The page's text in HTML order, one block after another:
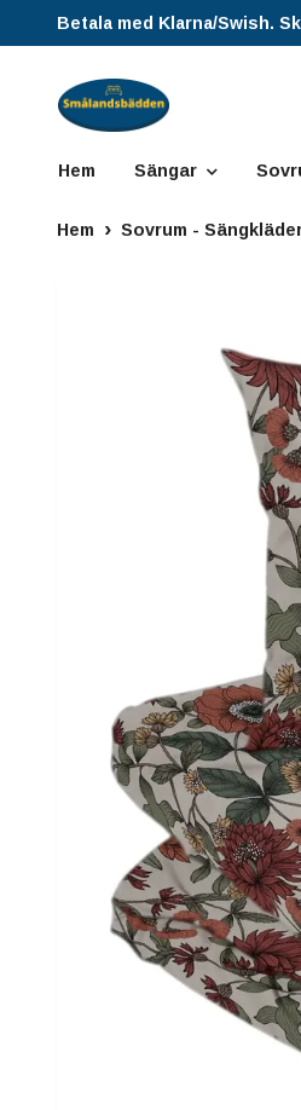
Betala med Klarna/Swish.
Hem Sängar
Hem Sovrum -